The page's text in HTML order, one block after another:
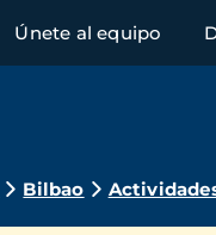
Únete al equipo
Bilbao